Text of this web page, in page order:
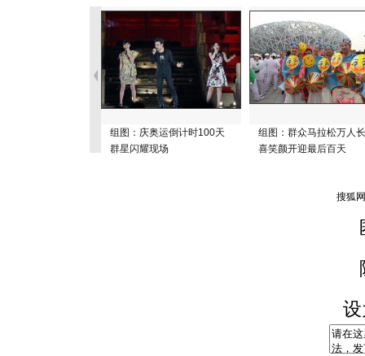
组图：庆奥运倒计时100天
群星闪耀现场
组图：群众马拉松万人
喜笑颜开迎最后百天